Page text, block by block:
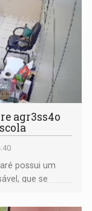
agr3ss4o
possui um
que se